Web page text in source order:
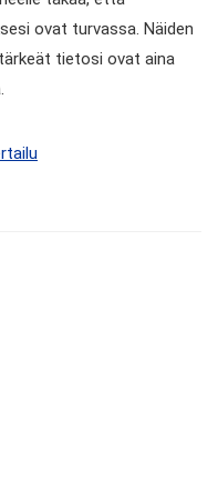
ovat turvassa. Näiden
tietosi ovat aina